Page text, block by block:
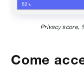
Privacy score,
Come